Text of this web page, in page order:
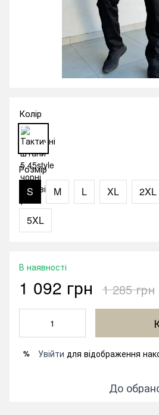
Колір
Розмір
S M L XL 2XL
5XL
В наявності
1 092 грн 1 285 грн
% Увійти для відображення
До